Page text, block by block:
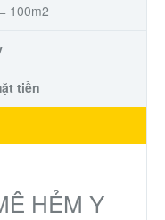
100m2
tiền
HẺM Y